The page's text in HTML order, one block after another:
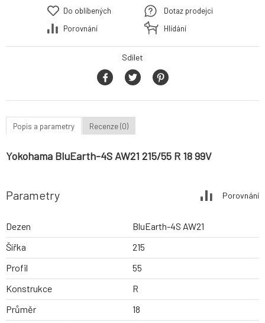
Do oblíbených
Porovnání
Dotaz prodejci
Hlídání
Sdílet
Popis a parametry Recenze (0)
Yokohama BluEarth-4S AW21 215/55 R 18 99V
Parametry Porovnání
Dezen
BluEarth-4S AW21
Šířka
215
Profil
55
Konstrukce
R
Průměr
18